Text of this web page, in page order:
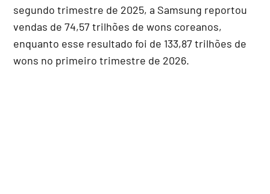
segundo trimestre de 2025, a Samsung reportou
vendas de 74,57 trilhões de wons coreanos,
enquanto esse resultado foi de 133,87 trilhões de
wons no primeiro trimestre de 2026.